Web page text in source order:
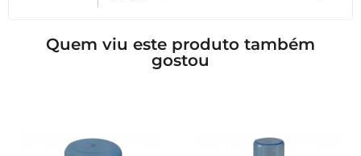
Quem viu este produto também
gostou